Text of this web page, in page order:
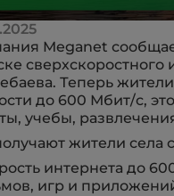
Megаnet
Теперь
до 600 Мбит/с,
учебы,
жители
интернета до
игр и